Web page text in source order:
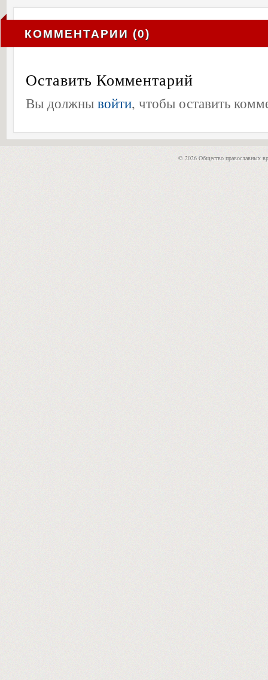
КОММЕНТАРИИ (0)
Оставить Комментарий
Вы должны войти, чтобы оставить
© 2026 Общество православных